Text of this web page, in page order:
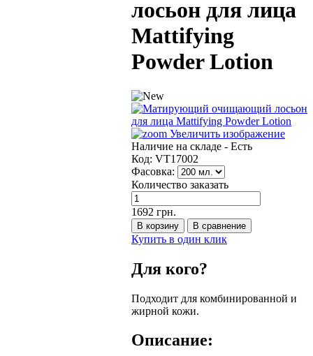
лосьон для лица
Mattifying
Powder Lotion
Увеличить изображение
Наличие на складе - Есть
Код: VT17002
Фасовка:
Количество заказать
1692 грн.
Купить в один клик
Для кого?
Подходит для комбинированной и
жирной кожи.
Описание: